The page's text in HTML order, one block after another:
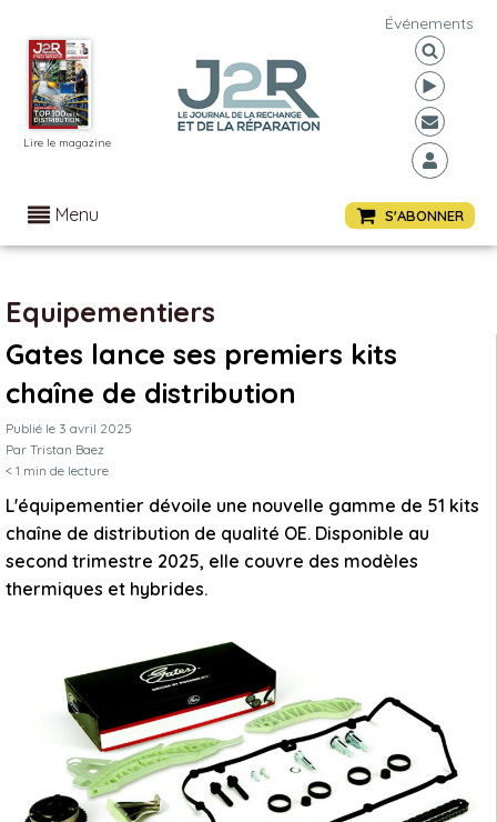
Lire le magazine
Événements
Menu S'ABONNER
Equipementiers
Gates lance ses premiers kits
chaîne de distribution
Publié le 3 avril 2025
Par Tristan Baez
< 1 min de lecture
L'équipementier dévoile une nouvelle gamme de 51 kits
chaîne de distribution de qualité OE. Disponible au
second trimestre 2025, elle couvre des modèles
thermiques et hybrides.